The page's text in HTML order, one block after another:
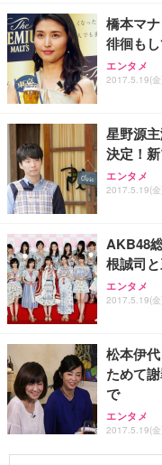
務用 おし
ッシュ 通
ス圧無段
【
HOOTER
グモニタ
アイリス
ュラー
橋本マ
徘徊も
エンタメ
2017.5.19(
星野源
決定！
エンタメ
2017.5.19(
AKB48
根誠司
エンタメ
2017.5.19(
松本伊
ためて
で
エンタメ
2017.5.19(